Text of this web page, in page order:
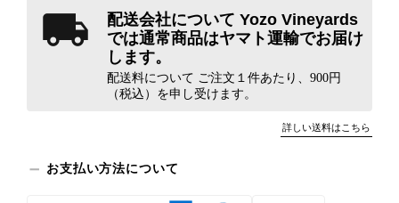
配送会社について Yozo Vineyards
では通常商品はヤマト運輸でお届け
します。
配送料について ご注文１件あたり、900円
（税込）を申し受けます。
詳しい送料はこちら
お支払い方法について